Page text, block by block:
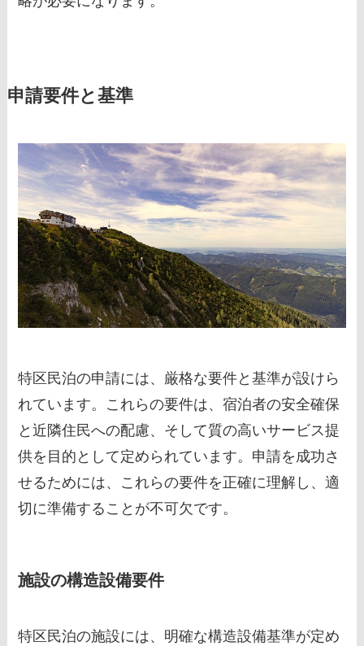
申請要件と基準
特区民泊の申請には、厳格な要件と基準が設けら
れています。これらの要件は、宿泊者の安全確保
と近隣住民への配慮、そして質の高いサービス提
供を目的として定められています。申請を成功さ
せるためには、これらの要件を正確に理解し、適
切に準備することが不可欠です。
施設の構造設備要件
特区民泊の施設には、明確な構造設備基準が定め